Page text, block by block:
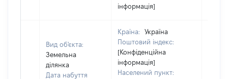
інформація]
Вид об'єкта:
Земельна
ділянка
Дата набуття
Країна:
Україна
Поштовий індекс:
[Конфіденційна
інформація]
Населений пункт: